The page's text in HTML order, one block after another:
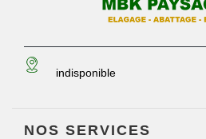
indisponible
NOS SERVICES